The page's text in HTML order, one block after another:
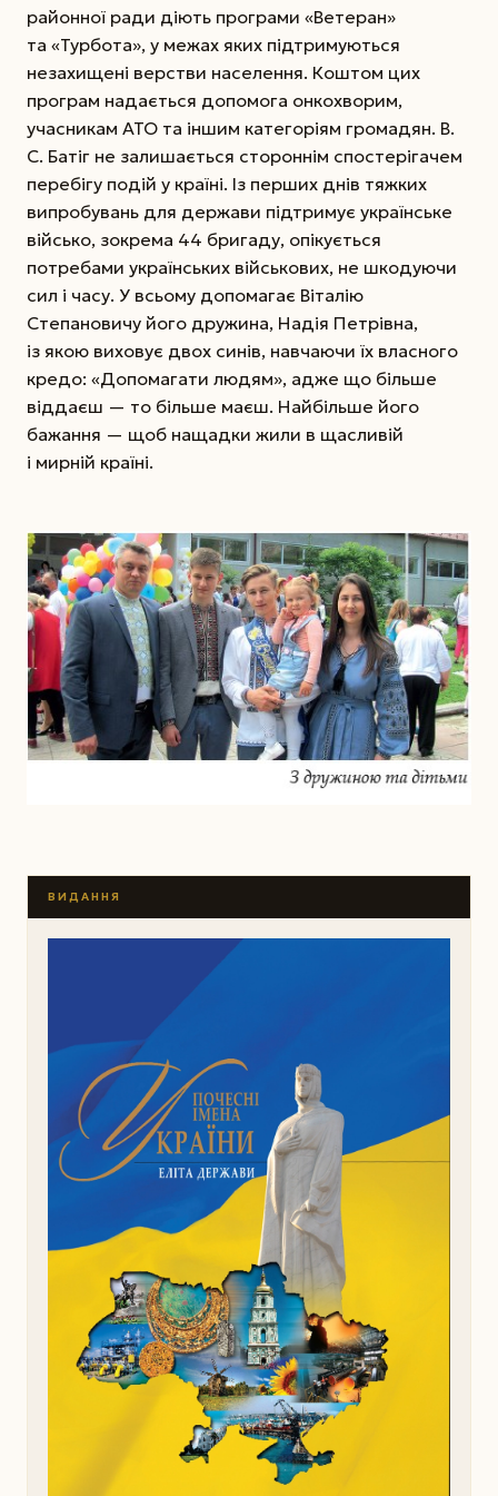
районної ради діють програми «Ветеран»
та «Турбота», у межах яких підтримуються
незахищені верстви населення. Коштом цих
програм надається допомога онкохворим,
учасникам АТО та іншим категоріям громадян. В.
С. Батіг не залишається стороннім спостерігачем
перебігу подій у країні. Із перших днів тяжких
випробувань для держави підтримує українське
військо, зокрема 44 бригаду, опікується
потребами українських військових, не шкодуючи
сил і часу. У всьому допомагає Віталію
Степановичу його дружина, Надія Петрівна,
із якою виховує двох синів, навчаючи їх власного
кредо: «Допомагати людям», адже що більше
віддаєш — то більше маєш. Найбільше його
бажання — щоб нащадки жили в щасливій
і мирній країні.
ВИДАННЯ